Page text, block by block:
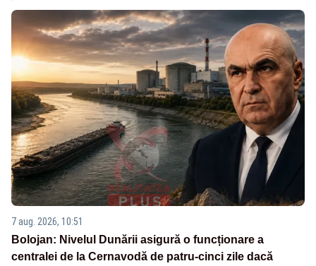
7 aug. 2026, 10:51
Bolojan: Nivelul Dunării asigură o funcționare a
centralei de la Cernavodă de patru-cinci zile dacă